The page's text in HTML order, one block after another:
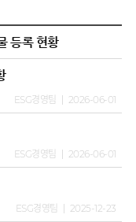
등록 현황
ESG경영팀 2026-06-01
ESG경영팀 2026-06-01
ESG경영팀 2025-12-23